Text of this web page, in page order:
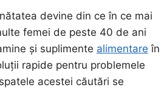
devine din ce în ce mai
femei de peste 40 de ani
și suplimente alimentare în
rapide pentru problemele
acestei căutări se